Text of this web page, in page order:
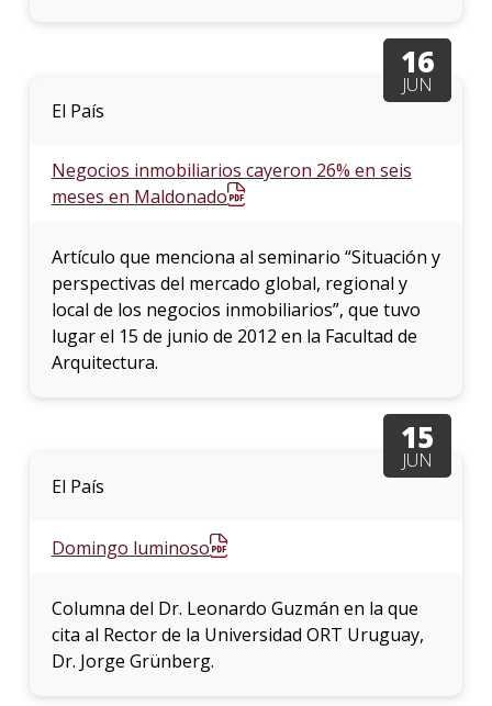
16
JUN
El País
Negocios inmobiliarios cayeron 26% en seis
meses en Maldonado
Artículo que menciona al seminario “Situación y
perspectivas del mercado global, regional y
local de los negocios inmobiliarios”, que tuvo
lugar el 15 de junio de 2012 en la Facultad de
Arquitectura.
15
JUN
El País
Domingo luminoso
Columna del Dr. Leonardo Guzmán en la que
cita al Rector de la Universidad ORT Uruguay,
Dr. Jorge Grünberg.